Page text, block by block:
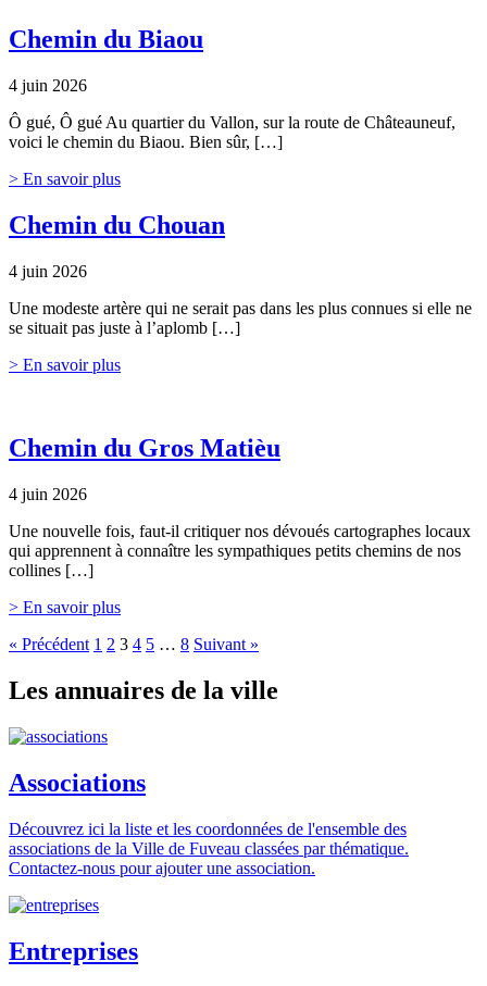
Chemin du Biaou
4 juin 2026
Ô gué, Ô gué Au quartier du Vallon, sur la route de Châteauneuf,
voici le chemin du Biaou. Bien sûr, […]
> En savoir plus
Chemin du Chouan
4 juin 2026
Une modeste artère qui ne serait pas dans les plus connues si elle ne
se situait pas juste à l’aplomb […]
> En savoir plus
Chemin du Gros Matièu
4 juin 2026
Une nouvelle fois, faut-il critiquer nos dévoués cartographes locaux
qui apprennent à connaître les sympathiques petits chemins de nos
collines […]
> En savoir plus
« Précédent 1 2 3 4 5 … 8 Suivant »
Les annuaires de la ville
Associations
Découvrez ici la liste et les coordonnées de l'ensemble des
associations de la Ville de Fuveau classées par thématique.
Contactez-nous pour ajouter une association.
Entreprises